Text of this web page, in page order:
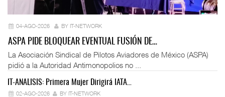
04-AGO-2026 BY IT-NETWORK
ASPA PIDE BLOQUEAR EVENTUAL FUSIÓN DE…
La Asociación Sindical de Pilotos Aviadores de México (ASPA)
pidió a la Autoridad Antimonopolios no ...
IT-ANÁLISIS: Primera Mujer Dirigirá IATA…
02-AGO-2026 BY IT-NETWORK